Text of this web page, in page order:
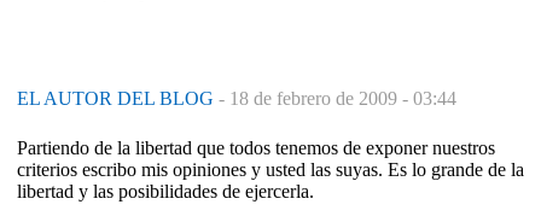
EL AUTOR DEL BLOG - 18 de febrero de 2009 - 03:44
Partiendo de la libertad que todos tenemos de exponer nuestros
criterios escribo mis opiniones y usted las suyas. Es lo grande de la
libertad y las posibilidades de ejercerla.